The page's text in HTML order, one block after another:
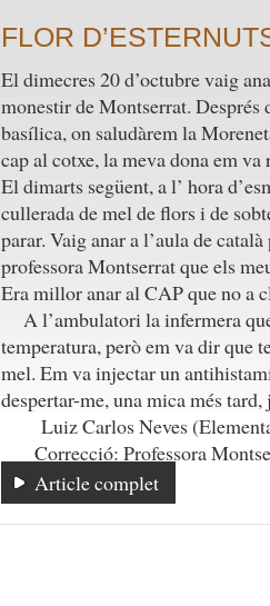
FLOR
El dimecres 20 d’octubre vaig
monestir de Montserrat. Després
basílica, on saludàrem la
cap al cotxe, la meva dona em
El dimarts següent, a l’ hora
cullerada de mel de flors i de
parar. Vaig anar a l’aula de
professora Montserrat que els
Era millor anar al CAP que no a
A l’ambulatori la infermera
temperatura, però em va dir que
mel. Em va injectar un
despertar-me, una mica més tard,
Luiz Carlos Neves
Correcció: Professora
Article complet